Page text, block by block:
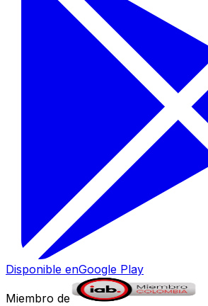
Disponible enGoogle Play
Miembro de